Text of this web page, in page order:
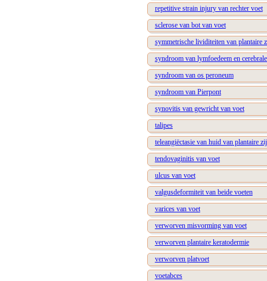
repetitive strain injury van rechter voet
sclerose van bot van voet
symmetrische lividiteiten van plantaire
syndroom van lymfoedeem en
syndroom van os peroneum
syndroom van Pierpont
synovitis van gewricht van voet
talipes
teleangiëctasie van huid van plantaire
tendovaginitis van voet
ulcus van voet
valgusdeformiteit van beide voeten
varices van voet
verworven misvorming van voet
verworven plantaire keratodermie
verworven platvoet
voetabces